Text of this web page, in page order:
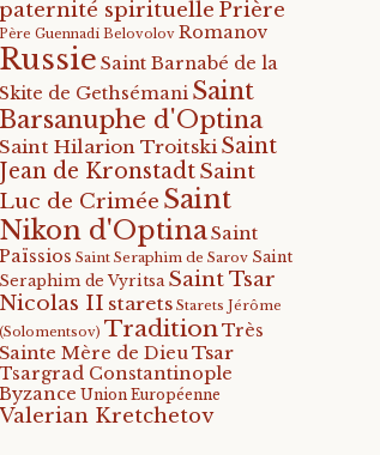
paternité spirituelle Prière
Père Guennadi Belovolov Romanov
Russie Saint Barnabé de la
Skite de Gethsémani Saint
Barsanuphe d'Optina
Saint Hilarion Troitski Saint
Jean de KronstadtSaint
Luc de Crimée Saint
Nikon d'OptinaSaint
Païssios Saint Seraphim de Sarov Saint
Seraphim de Vyritsa Saint Tsar
Nicolas II starets Starets Jérôme
(Solomentsov) Tradition Très
Sainte Mère de Dieu Tsar
Tsargrad Constantinople
Byzance Union Européenne
Valerian Kretchetov